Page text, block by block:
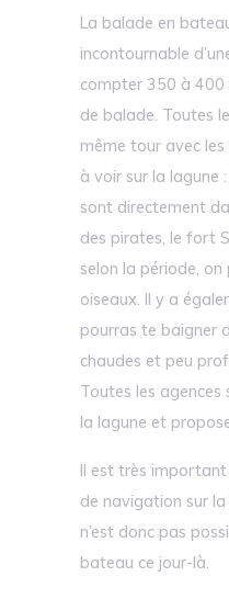
La balade en
incontournable
compter 350 à 400
de balade. Toutes
même tour avec
à voir sur la lagune
sont directement
des pirates, le fort
selon la période,
oiseaux. Il y a
pourras te baigner
chaudes et peu
Toutes les
la lagune et
Il est très important
de navigation sur la
n’est donc pas
bateau ce jour-là.